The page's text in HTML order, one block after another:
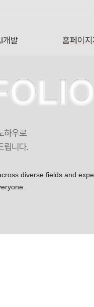
개발 홈페이
하우로
립니다.
diverse fields and